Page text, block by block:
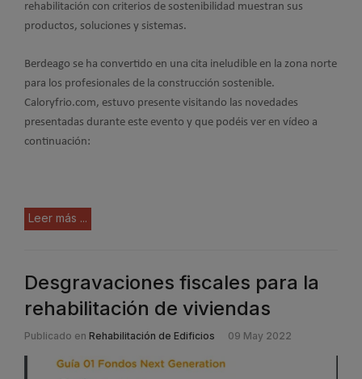
rehabilitación con criterios de sostenibilidad muestran sus
productos, soluciones y sistemas.
Berdeago se ha convertido en una cita ineludible en la zona norte
para los profesionales de la construcción sostenible.
Caloryfrio.com, estuvo presente visitando las novedades
presentadas durante este evento y que podéis ver en vídeo a
continuación:
Leer más ...
Desgravaciones fiscales para la
rehabilitación de viviendas
Publicado en Rehabilitación de Edificios 09 May 2022